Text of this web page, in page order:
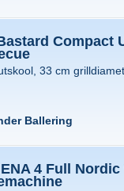
Compact
33 cm
Ballering
4 Full Nordic